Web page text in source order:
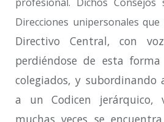
Direcciones unipersonales
Directivo Central, con
perdiéndose de esta
colegiados, y subordinando
a un Codicen jerárquico,
muchas veces se